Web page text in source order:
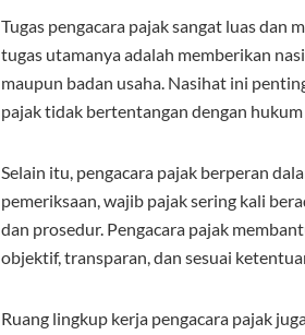
Tugas pengacara pajak sangat luas dan
tugas utamanya adalah memberikan
maupun badan usaha. Nasihat ini
pajak tidak bertentangan dengan
Selain itu, pengacara pajak berperan
pemeriksaan, wajib pajak sering kali
dan prosedur. Pengacara pajak
objektif, transparan, dan sesuai
Ruang lingkup kerja pengacara pajak